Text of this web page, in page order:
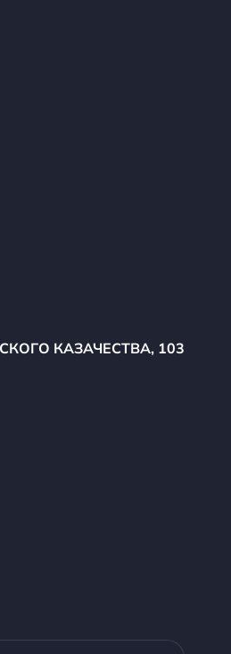
КАЗАЧЕСТВА, 103